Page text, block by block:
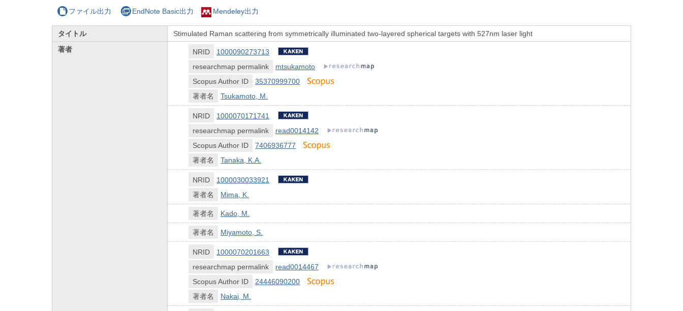
ファイル出力 EndNote Basic出力 Mendeley出力
タイトル
Stimulated Raman scattering from symmetrically illuminated two-layered spherical targets with 527nm laser light
著者
NRID
1000090273713
researchmap permalink
mtsukamoto
Scopus Author ID
35370999700
著者名
Tsukamoto, M.
NRID
1000070171741
researchmap permalink
read0014142
Scopus Author ID
7406936777
著者名
Tanaka, K.A.
NRID
1000030033921
著者名
Mima, K.
著者名 Kado, M.
著者名 Miyamoto, S.
NRID
1000070201663
researchmap permalink
read0014467
Scopus Author ID
24446090200
著者名
Nakai, M.